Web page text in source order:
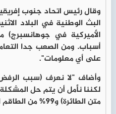
وقال رئيس اتحاد جنوب
البث الوطنية في البلاد
الأميركية في جوهانسبرج)
أسباب. ومن الصعب جدا
على أي معلومات".
وأضاف "لا نعرف (سبب
لكننا نأمل أن يتم حل
متن الطائرة) و99% من الطاقم الفني أيضا".